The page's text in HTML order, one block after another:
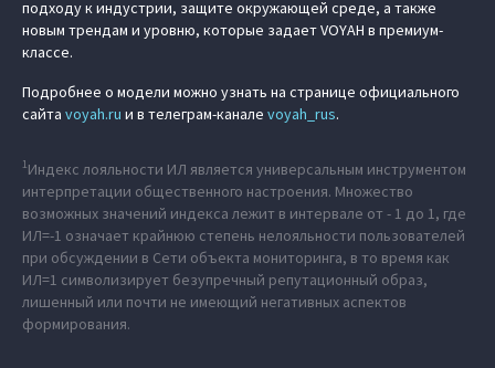
подходу к индустрии, защите окружающей среде, а также
новым трендам и уровню, которые задает VOYAH в премиум-
классе.
Подробнее о модели можно узнать на странице официального
сайта voyah.ru и в телеграм-канале voyah_rus.
1Индекс лояльности ИЛ является универсальным инструментом
интерпретации общественного настроения. Множество
возможных значений индекса лежит в интервале от - 1 до 1, где
ИЛ=-1 означает крайнюю степень нелояльности пользователей
при обсуждении в Сети объекта мониторинга, в то время как
ИЛ=1 символизирует безупречный репутационный образ,
лишенный или почти не имеющий негативных аспектов
формирования.